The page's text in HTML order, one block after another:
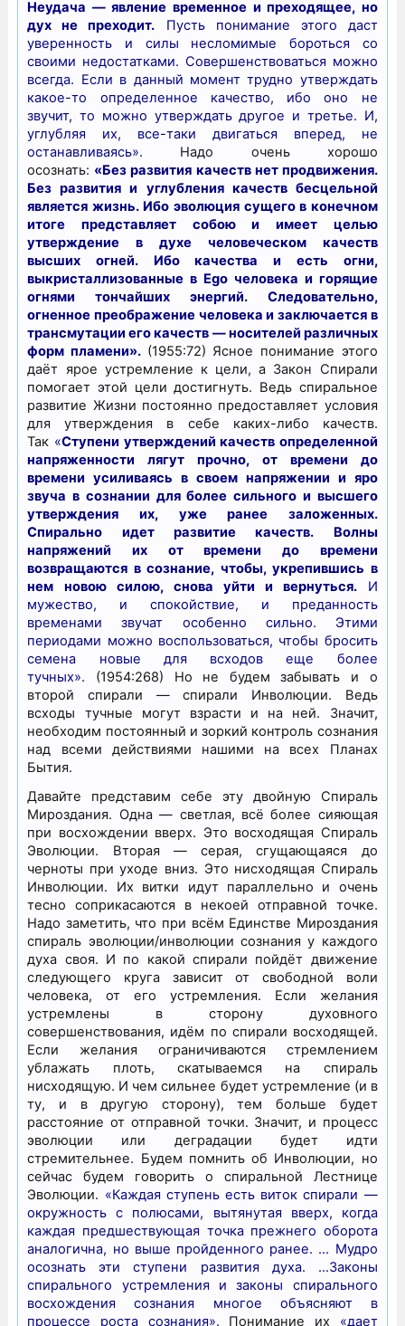
Неудача — явление временное и преходящее, но
дух не преходит. Пусть понимание этого даст
уверенность и силы несломимые бороться со
своими недостатками. Совершенствоваться можно
всегда. Если в данный момент трудно утверждать
какое-то определенное качество, ибо оно не
звучит, то можно утверждать другое и третье. И,
углубляя их, все-таки двигаться вперед, не
останавливаясь». Надо очень хорошо
осознать: «Без развития качеств нет продвижения.
Без развития и углубления качеств бесцельной
является жизнь. Ибо эволюция сущего в конечном
итоге представляет собою и имеет целью
утверждение в духе человеческом качеств
высших огней. Ибо качества и есть огни,
выкристаллизованные в Ego человека и горящие
огнями тончайших энергий. Следовательно,
огненное преображение человека и заключается в
трансмутации его качеств — носителей различных
форм пламени». (1955:72) Ясное понимание этого
даёт ярое устремление к цели, а Закон Спирали
помогает этой цели достигнуть. Ведь спиральное
развитие Жизни постоянно предоставляет условия
для утверждения в себе каких-либо качеств.
Так «Ступени утверждений качеств определенной
напряженности лягут прочно, от времени до
времени усиливаясь в своем напряжении и яро
звуча в сознании для более сильного и высшего
утверждения их, уже ранее заложенных.
Спирально идет развитие качеств. Волны
напряжений их от времени до времени
возвращаются в сознание, чтобы, укрепившись в
нем новою силою, снова уйти и вернуться. И
мужество, и спокойствие, и преданность
временами звучат особенно сильно. Этими
периодами можно воспользоваться, чтобы бросить
семена новые для всходов еще более
тучных». (1954:268) Но не будем забывать и о
второй спирали — спирали Инволюции. Ведь
всходы тучные могут взрасти и на ней. Значит,
необходим постоянный и зоркий контроль сознания
над всеми действиями нашими на всех Планах
Бытия.
Давайте представим себе эту двойную Спираль
Мироздания. Одна — светлая, всё более сияющая
при восхождении вверх. Это восходящая Спираль
Эволюции. Вторая — серая, сгущающаяся до
черноты при уходе вниз. Это нисходящая Спираль
Инволюции. Их витки идут параллельно и очень
тесно соприкасаются в некоей отправной точке.
Надо заметить, что при всём Единстве Мироздания
спираль эволюции/инволюции сознания у каждого
духа своя. И по какой спирали пойдёт движение
следующего круга зависит от свободной воли
человека, от его устремления. Если желания
устремлены в сторону духовного
совершенствования, идём по спирали восходящей.
Если желания ограничиваются стремлением
ублажать плоть, скатываемся на спираль
нисходящую. И чем сильнее будет устремление (и в
ту, и в другую сторону), тем больше будет
расстояние от отправной точки. Значит, и процесс
эволюции или деградации будет идти
стремительнее. Будем помнить об Инволюции, но
сейчас будем говорить о спиральной Лестнице
Эволюции. «Каждая ступень есть виток спирали —
окружность с полюсами, вытянутая вверх, когда
каждая предшествующая точка прежнего оборота
аналогична, но выше пройденного ранее. … Мудро
осознать эти ступени развития духа. …Законы
спирального устремления и законы спирального
восхождения сознания многое объясняют в
процессе роста сознания». Понимание их «дает